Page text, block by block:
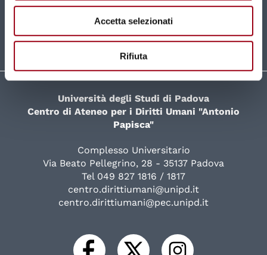
Accetta selezionati
Rifiuta
ISCRIVITI
Università degli Studi di Padova
Centro di Ateneo per i Diritti Umani "Antonio
Papisca"
Complesso Universitario
Via Beato Pellegrino, 28 - 35137 Padova
Tel 049 827 1816 / 1817
centro.dirittiumani@unipd.it
centro.dirittiumani@pec.unipd.it